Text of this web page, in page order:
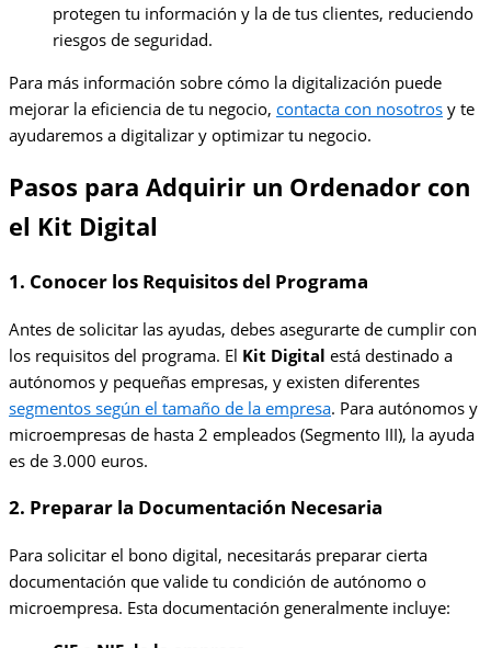
protegen tu información y la de tus clientes, reduciendo
riesgos de seguridad.
Para más información sobre cómo la digitalización puede
mejorar la eficiencia de tu negocio, contacta con nosotros y te
ayudaremos a digitalizar y optimizar tu negocio.
Pasos para Adquirir un Ordenador con
el Kit Digital
1. Conocer los Requisitos del Programa
Antes de solicitar las ayudas, debes asegurarte de cumplir con
los requisitos del programa. El Kit Digital está destinado a
autónomos y pequeñas empresas, y existen diferentes
segmentos según el tamaño de la empresa. Para autónomos y
microempresas de hasta 2 empleados (Segmento III), la ayuda
es de 3.000 euros.
2. Preparar la Documentación Necesaria
Para solicitar el bono digital, necesitarás preparar cierta
documentación que valide tu condición de autónomo o
microempresa. Esta documentación generalmente incluye: